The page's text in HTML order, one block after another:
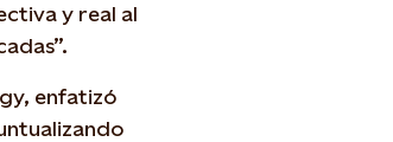
y real al
enfatizó